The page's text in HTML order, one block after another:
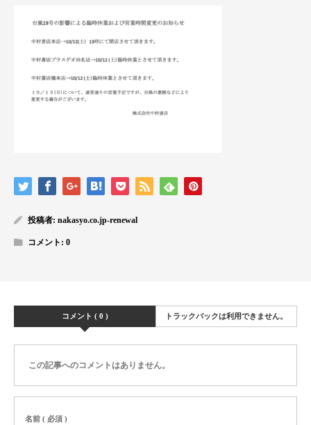
投稿者: nakasyo.co.jp-renewal
コメント: 0
コメント ( 0 ) トラックバックは利用できません。
この記事へのコメントはありません。
名前 ( 必須 )